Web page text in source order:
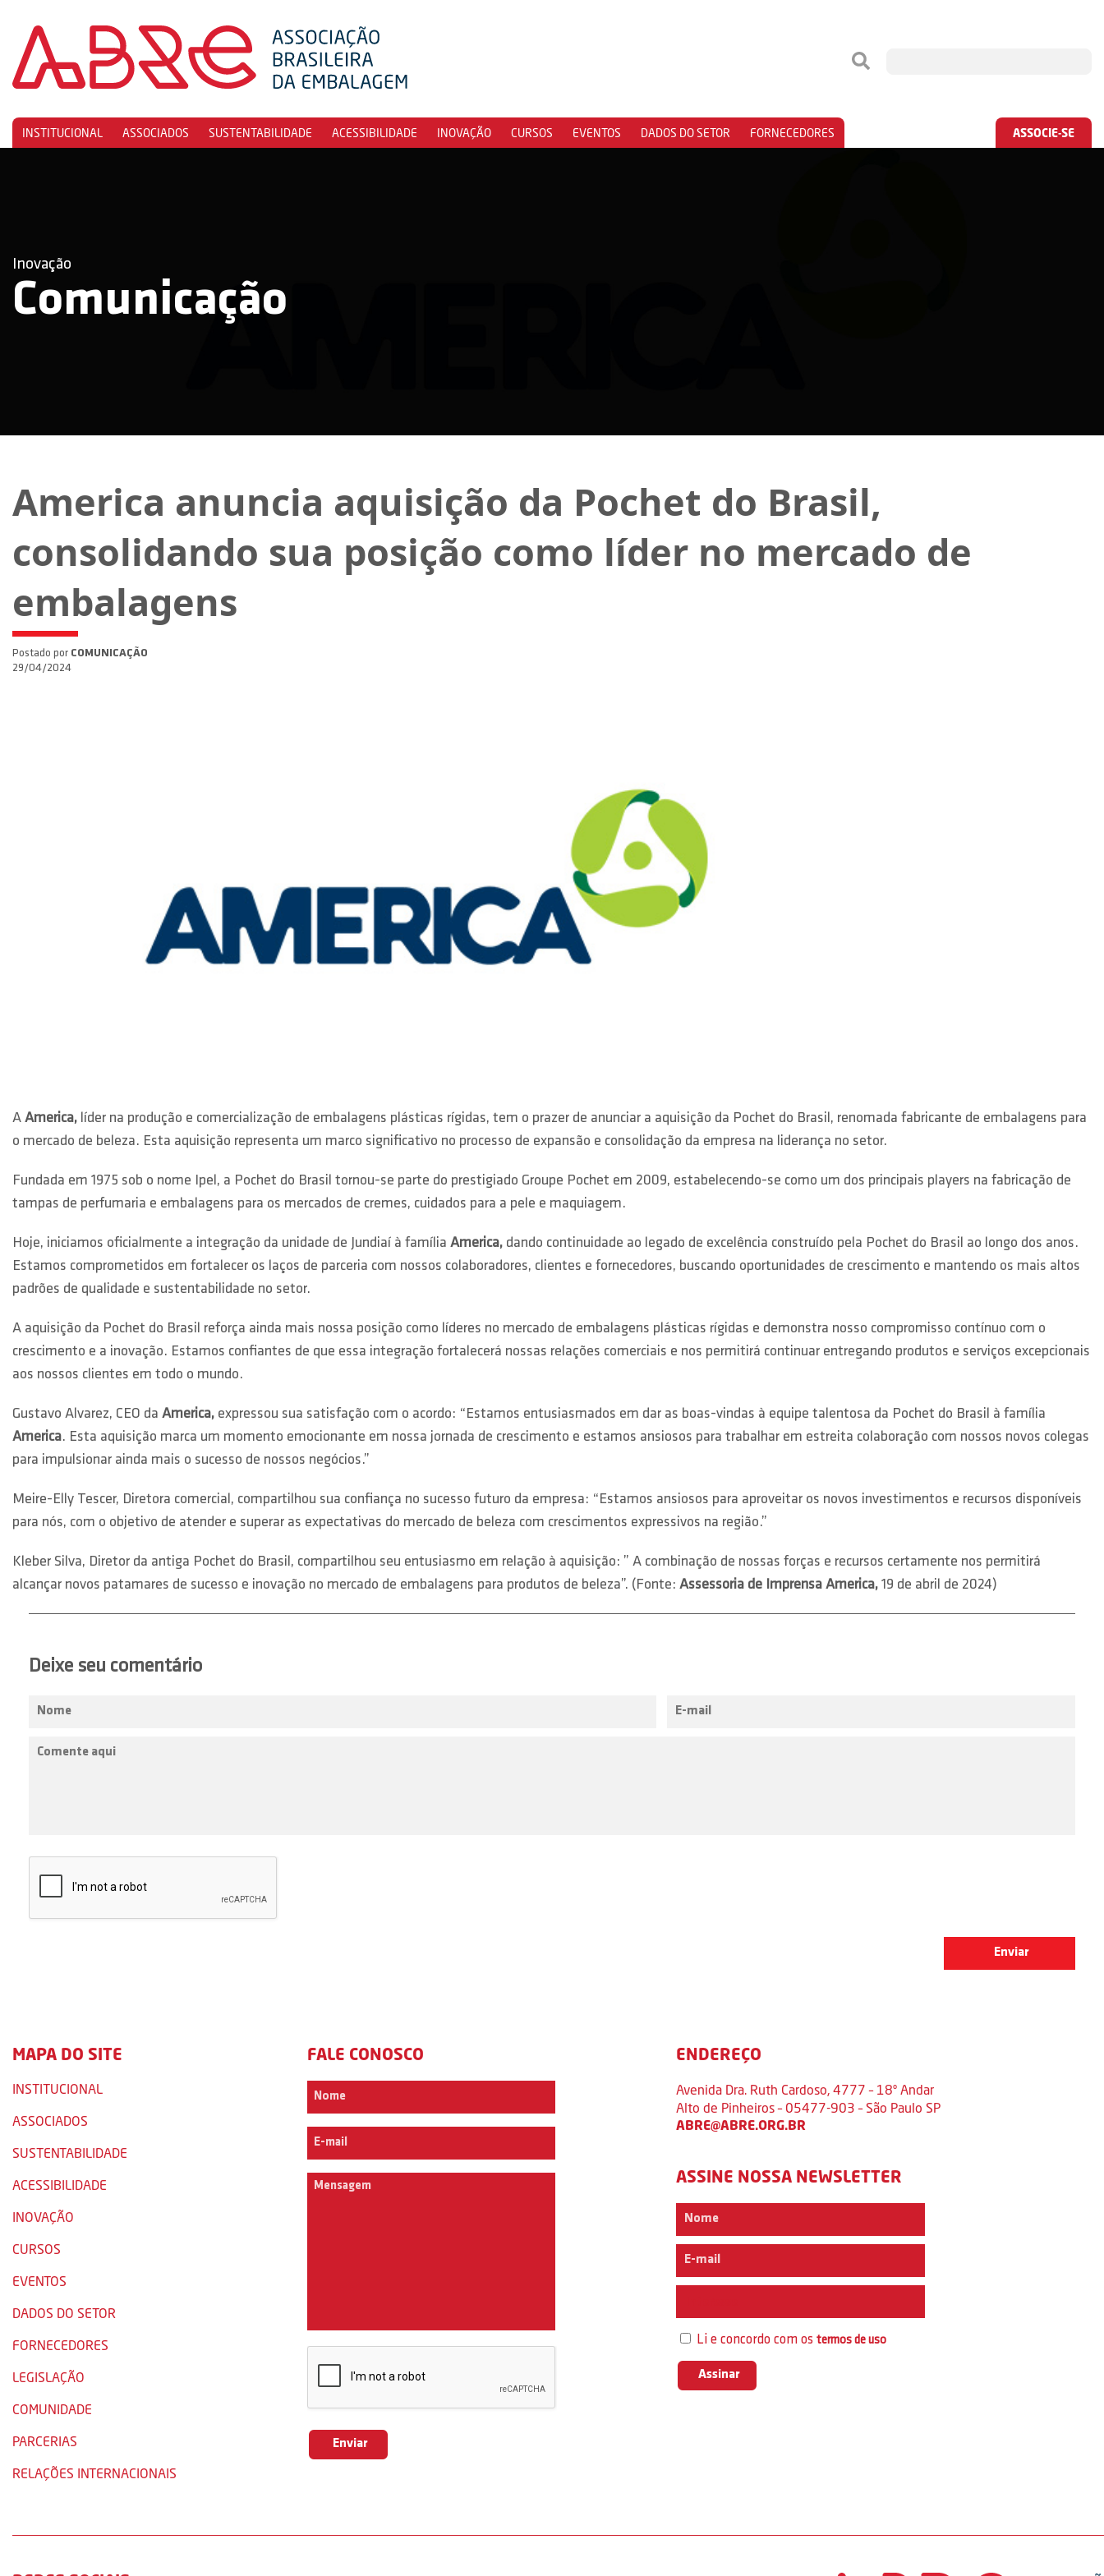
INSTITUCIONAL ASSOCIADOS SUSTENTABILIDADE ACESSIBILIDADE INOVAÇÃO CURSOS EVENTOS DADOS DO SETOR FORNECEDORES ASSOCIE-SE
Inovação
Comunicação
America anuncia aquisição da Pochet do Brasil,
consolidando sua posição como líder no mercado de
embalagens
Postado por COMUNICAÇÃO
29/04/2024
A America, líder na produção e comercialização de embalagens plásticas rígidas, tem o prazer de anunciar a aquisição da Pochet do Brasil, renomada fabricante de embalagens para
o mercado de beleza. Esta aquisição representa um marco significativo no processo de expansão e consolidação da empresa na liderança no setor.
Fundada em 1975 sob o nome Ipel, a Pochet do Brasil tornou-se parte do prestigiado Groupe Pochet em 2009, estabelecendo-se como um dos principais players na fabricação de
tampas de perfumaria e embalagens para os mercados de cremes, cuidados para a pele e maquiagem.
Hoje, iniciamos oficialmente a integração da unidade de Jundiaí à família America, dando continuidade ao legado de excelência construído pela Pochet do Brasil ao longo dos anos.
Estamos comprometidos em fortalecer os laços de parceria com nossos colaboradores, clientes e fornecedores, buscando oportunidades de crescimento e mantendo os mais altos
padrões de qualidade e sustentabilidade no setor.
A aquisição da Pochet do Brasil reforça ainda mais nossa posição como líderes no mercado de embalagens plásticas rígidas e demonstra nosso compromisso contínuo com o
crescimento e a inovação. Estamos confiantes de que essa integração fortalecerá nossas relações comerciais e nos permitirá continuar entregando produtos e serviços excepcionais
aos nossos clientes em todo o mundo.
Gustavo Alvarez, CEO da America, expressou sua satisfação com o acordo: “Estamos entusiasmados em dar as boas-vindas à equipe talentosa da Pochet do Brasil à família
America. Esta aquisição marca um momento emocionante em nossa jornada de crescimento e estamos ansiosos para trabalhar em estreita colaboração com nossos novos colegas
para impulsionar ainda mais o sucesso de nossos negócios.”
Meire-Elly Tescer, Diretora comercial, compartilhou sua confiança no sucesso futuro da empresa: “Estamos ansiosos para aproveitar os novos investimentos e recursos disponíveis
para nós, com o objetivo de atender e superar as expectativas do mercado de beleza com crescimentos expressivos na região.”
Kleber Silva, Diretor da antiga Pochet do Brasil, compartilhou seu entusiasmo em relação à aquisição: ” A combinação de nossas forças e recursos certamente nos permitirá
alcançar novos patamares de sucesso e inovação no mercado de embalagens para produtos de beleza”. (Fonte: Assessoria de Imprensa America, 19 de abril de 2024)
Deixe seu comentário
MAPA DO SITE
INSTITUCIONAL
ASSOCIADOS
SUSTENTABILIDADE
ACESSIBILIDADE
INOVAÇÃO
CURSOS
EVENTOS
DADOS DO SETOR
FORNECEDORES
LEGISLAÇÃO
COMUNIDADE
PARCERIAS
RELAÇÕES INTERNACIONAIS
FALE CONOSCO ENDEREÇO
Avenida Dra. Ruth Cardoso, 4777 – 18º Andar
Alto de Pinheiros – 05477-903 – São Paulo SP
ABRE@ABRE.ORG.BR
ASSINE NOSSA NEWSLETTER
Li e concordo com ostermos de uso